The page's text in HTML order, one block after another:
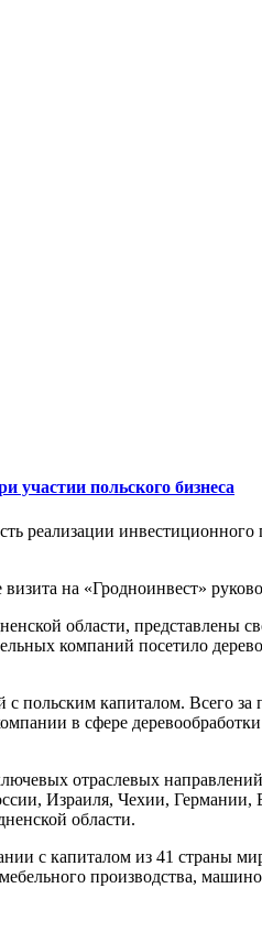
участии польского бизнеса
инвестиционного
на «Гродноинвест»
области, представлены
компаний посетило
польским капиталом. Всего
в сфере
отраслевых
Израиля, Чехии,
области.
с капиталом из 41 страны
производства,